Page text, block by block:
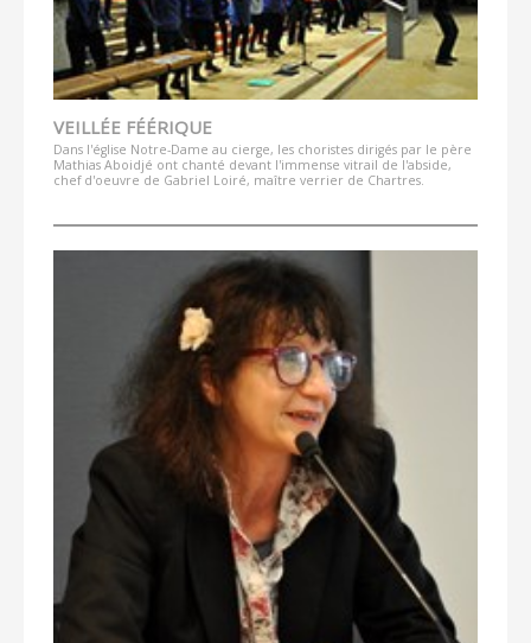
VEILLÉE FÉÉRIQUE
Dans l'église Notre-Dame au cierge, les choristes dirigés par le père
Mathias Aboidjé ont chanté devant l'immense vitrail de l'abside,
chef d'oeuvre de Gabriel Loiré, maître verrier de Chartres.